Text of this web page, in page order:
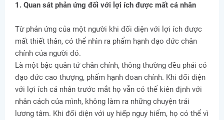
1. Quan sát phản ứng đối với lợi ích được mất cá nhân
Từ phản ứng của một người khi đối diện với lợi ích được
mất thiết thân, có thể nhìn ra phẩm hạnh đạo đức chân
chính của người đó.
Là một bậc quân tử chân chính, thông thường đều phải có
đạo đức cao thượng, phẩm hạnh đoan chính. Khi đối diện
với lợi ích cá nhân trước mắt họ vẫn có thể kiên định với
nhân cách của mình, không làm ra những chuyện trái
lương tâm. Khi đối diện với uy hiếp nguy hiểm, họ có thể vì